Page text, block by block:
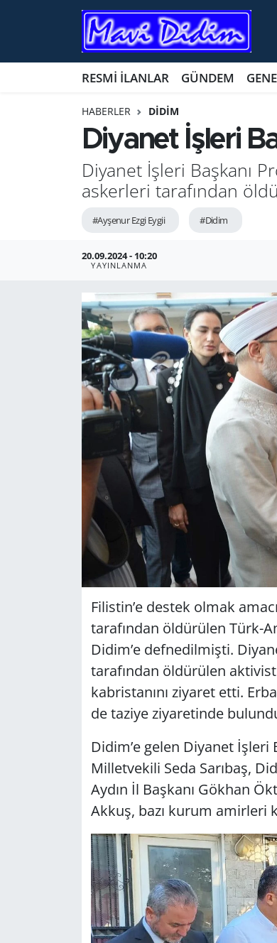
RESMİ İLANLAR GÜNDEM
HABERLER DİDİM
Diyanet İşleri
Diyanet İşleri Başkanı
askerleri tarafından
#Ayşenur Ezgi Eygii #Didim
20.09.2024 - 10:20
YAYINLANMA
Filistin’e destek olmak
tarafından öldürülen Türk-
Didim’e defnedilmişti.
tarafından öldürülen aktivist
kabristanını ziyaret etti.
de taziye ziyaretinde
Didim’e gelen Diyanet İşleri
Milletvekili Seda Sarıbaş,
Aydın İl Başkanı Gökhan
Akkuş, bazı kurum amirleri
ANTİK YERLER
BİLİM VE TEKNOLOJİ
EKONOMİ
GÜNDEM
HABERDE İNSAN
KÜLTÜR SANAT
RESMİ İLANLAR
SAĞLIK
Nöbetçi Eczaneler
Namaz Vakitleri
Trafik Durumu
Süper Lig Puan Durumu ve Fikstür
Son Dakika Haberleri
Haber Arşivi